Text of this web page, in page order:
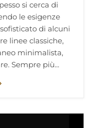
si cerca di
le esigenze
di alcuni
linee classiche,
minimalista,
Sempre più...